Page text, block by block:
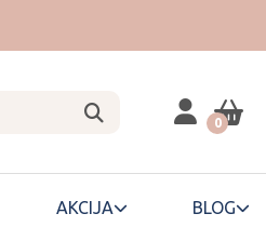
0
AKCIJA BLOG